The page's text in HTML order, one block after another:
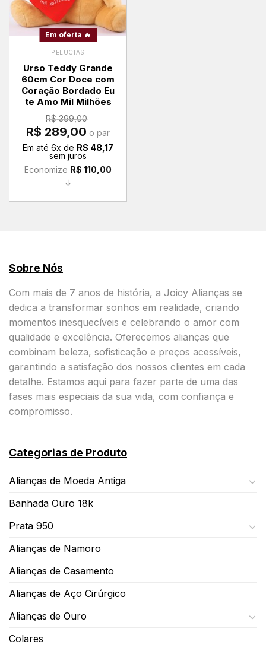
Em oferta 🔥
PELÚCIAS
Urso Teddy Grande
60cm Cor Doce com
Coração Bordado Eu
te Amo Mil Milhões
R$399,00
O
preço
era:
R$ 399,00.
R$ 289,00 preço
é:
o par
Em até 6x de R$ 48,17
sem juros
Economize R$ 110,00
↓
Sobre Nós
Com mais de 7 anos de história, a Joicy Alianças se
dedica a transformar sonhos em realidade, criando
momentos inesquecíveis e celebrando o amor com
qualidade e excelência. Oferecemos alianças que
combinam beleza, sofisticação e preços acessíveis,
garantindo a satisfação dos nossos clientes em cada
detalhe. Estamos aqui para fazer parte de uma das
fases mais especiais da sua vida, com confiança e
compromisso.
Categorias de Produto
Alianças de Moeda Antiga
Banhada Ouro 18k
Prata 950
Alianças de Namoro
Alianças de Casamento
Alianças de Aço Cirúrgico
Alianças de Ouro
Colares